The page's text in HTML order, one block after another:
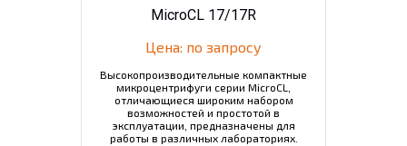
MicroCL 17/17R
Цена: по запросу
Высокопроизводительные компактные
микроцентрифуги серии MicroCL,
отличающиеся широким набором
возможностей и простотой в
эксплуатации, предназначены для
работы в различных лабораториях.